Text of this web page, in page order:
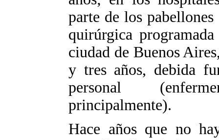
parte de los
quirúrgica
ciudad de Buenos
y tres años, debida
personal
principalmente).
Hace años que no